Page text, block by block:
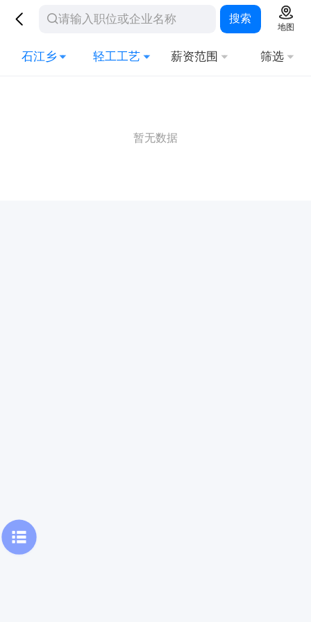
搜索
地图
石江乡 轻工工艺 薪资范围 筛选
暂无数据